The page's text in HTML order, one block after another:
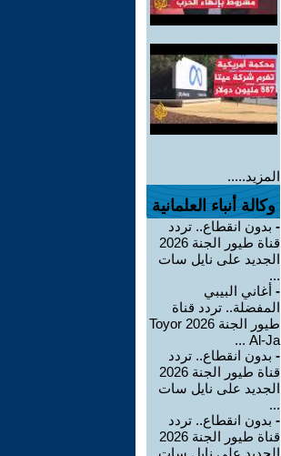
المزيد.....
وكالة أنباء العلمانية
- بدون انقطاع.. تردد
قناة طيور الجنة 2026
الجديد على نايل سات
...
- أغاني البيبي
المفضلة.. تردد قناة
طيور الجنة 2026 Toyor
Al-Ja ...
- بدون انقطاع.. تردد
قناة طيور الجنة 2026
الجديد على نايل سات
...
- بدون انقطاع.. تردد
قناة طيور الجنة 2026
الجديد على نايل سات